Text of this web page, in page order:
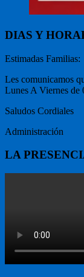
DIAS Y
Estimadas Familias:
Les comunicamos
Lunes A Viernes de
Saludos Cordiales
Administración
LA